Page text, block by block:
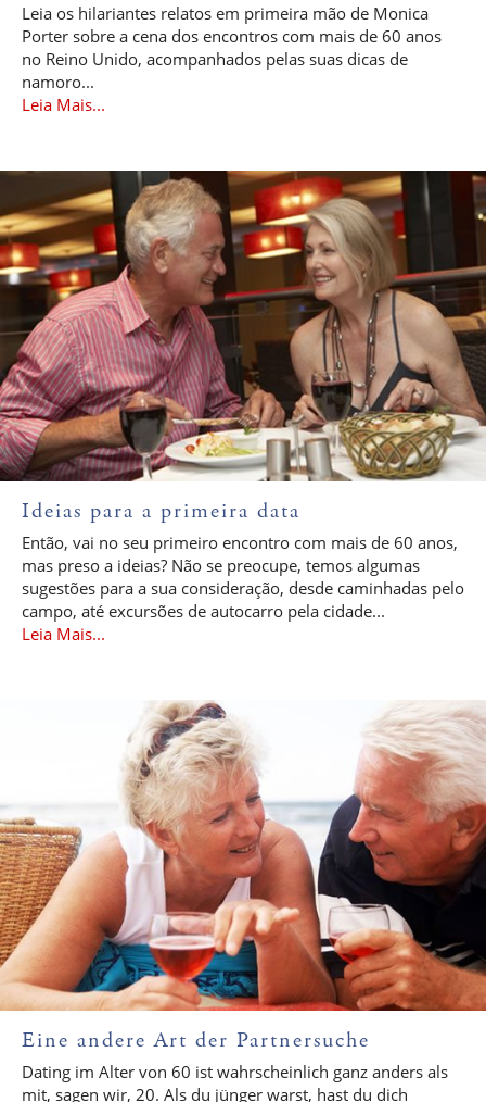
Leia os hilariantes relatos em primeira mão de Monica
Porter sobre a cena dos encontros com mais de 60 anos
no Reino Unido, acompanhados pelas suas dicas de
namoro...
Leia Mais...
Ideias para a primeira data
Então, vai no seu primeiro encontro com mais de 60 anos,
mas preso a ideias? Não se preocupe, temos algumas
sugestões para a sua consideração, desde caminhadas pelo
campo, até excursões de autocarro pela cidade...
Leia Mais...
Eine andere Art der Partnersuche
Dating im Alter von 60 ist wahrscheinlich ganz anders als
mit, sagen wir, 20. Als du jünger warst, hast du dich